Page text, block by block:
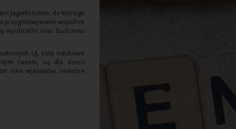
Jagiellońskim, do którego
przygotowywane wspólnie
wyobraźni oraz budzeniu
UJ, koła naukowe
razem, są dla dzieci
mini wykładów, niektóre